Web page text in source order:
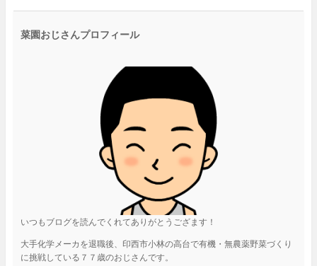
菜園おじさんプロフィール
いつもブログを読んでくれてありがとうござます！
大手化学メーカを退職後、印西市小林の高台で有機・無農薬野菜づくり
に挑戦している７７歳のおじさんです。